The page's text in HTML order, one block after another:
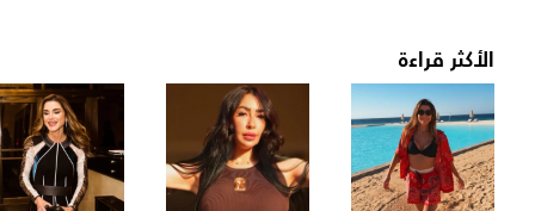
الأكثر قراءة